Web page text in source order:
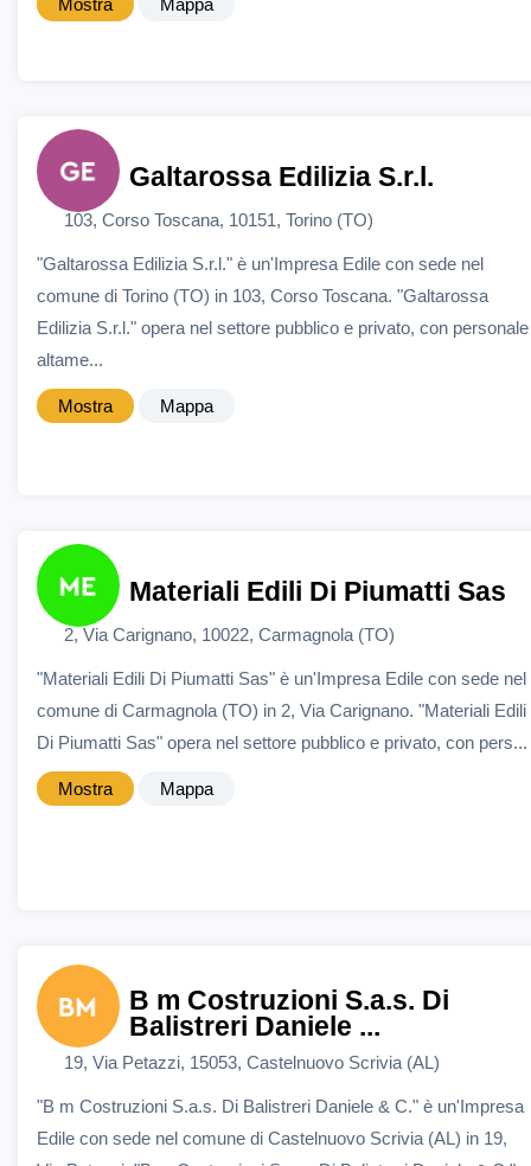
Mostra Mappa
Galtarossa Edilizia S.r.l.
103, Corso Toscana, 10151, Torino (TO)
"Galtarossa Edilizia S.r.l." è un'Impresa Edile con sede nel
comune di Torino (TO) in 103, Corso Toscana. "Galtarossa
Edilizia S.r.l." opera nel settore pubblico e privato, con personale
altame...
Mostra Mappa
Materiali Edili Di Piumatti Sas
2, Via Carignano, 10022, Carmagnola (TO)
"Materiali Edili Di Piumatti Sas" è un'Impresa Edile con sede nel
comune di Carmagnola (TO) in 2, Via Carignano. "Materiali Edili
Di Piumatti Sas" opera nel settore pubblico e privato, con pers...
Mostra Mappa
B m Costruzioni S.a.s. Di
Balistreri Daniele ...
19, Via Petazzi, 15053, Castelnuovo Scrivia (AL)
"B m Costruzioni S.a.s. Di Balistreri Daniele & C." è un'Impresa
Edile con sede nel comune di Castelnuovo Scrivia (AL) in 19,